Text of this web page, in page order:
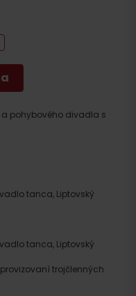
pohybového divadla s
tanca, Liptovský
tanca, Liptovský
trojčlenných